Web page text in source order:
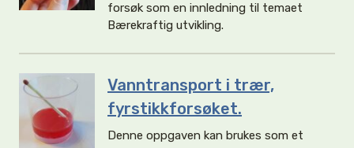
forsøk som en innledning til temaet
Bærekraftig utvikling.
Vanntransport i trær,
fyrstikkforsøket.
Denne oppgaven kan brukes som et